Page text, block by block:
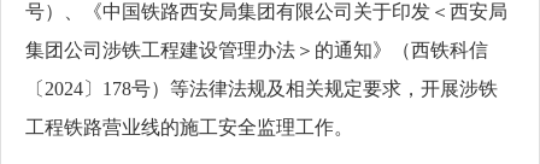
号）、《中国铁路西安局集团有限公司关于印发＜西安局
集团公司涉铁工程建设管理办法＞的通知》（西铁科信
〔2024〕178号）等法律法规及相关规定要求，开展涉铁
工程铁路营业线的施工安全监理工作。